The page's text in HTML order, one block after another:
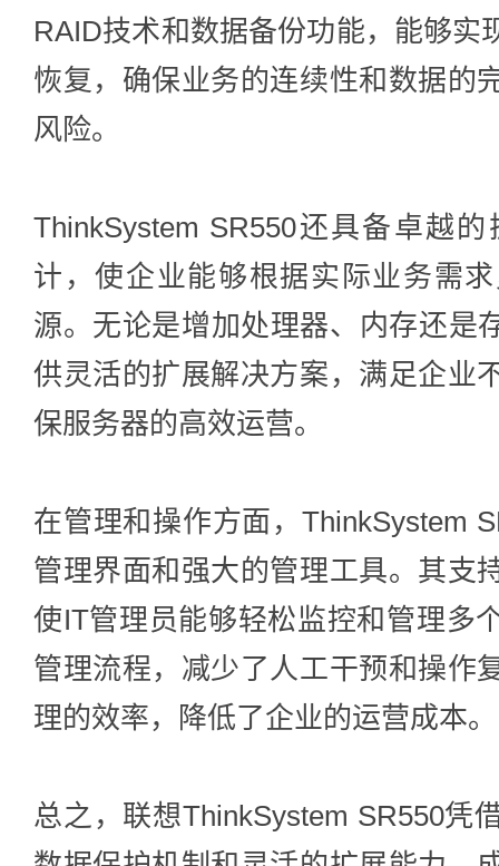
RAID技术和数据备份功能，能够实
恢复，确保业务的连续性和数据的
风险。
ThinkSystem SR550还具备卓越
计，使企业能够根据实际业务需
源。无论是增加处理器、内存还是
供灵活的扩展解决方案，满足企业
保服务器的高效运营。
在管理和操作方面，ThinkSystem
管理界面和强大的管理工具。其支
使IT管理员能够轻松监控和管理多
管理流程，减少了人工干预和操作
理的效率，降低了企业的运营成本。
总之，联想ThinkSystem SR550凭